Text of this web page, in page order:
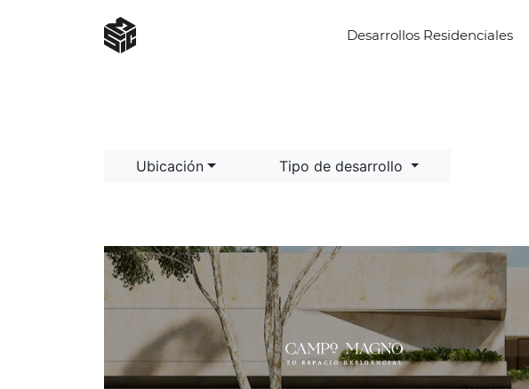
Desarrollos Residenciales
Ubicación Tipo de desarrollo